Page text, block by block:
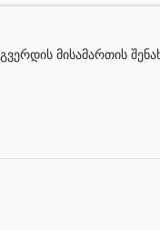
მისამართის